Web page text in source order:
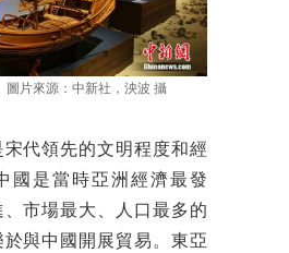
圖片來源：中新社，泱波 攝
代領先的文明程度和經
國是當時亞洲經濟最發
市場最大、人口最多的
於與中國開展貿易。東亞